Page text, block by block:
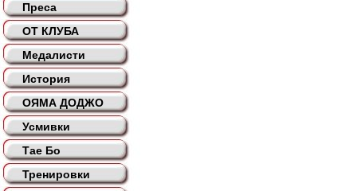
Преса
ОТ КЛУБА
Медалисти
История
ОЯМА ДОДЖО
Усмивки
Тае Бо
Тренировки